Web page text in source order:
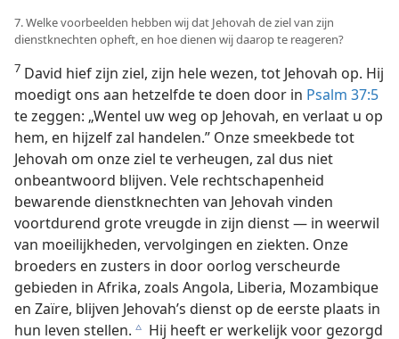
7. Welke voorbeelden hebben wij dat Jehovah de ziel van zijn
dienstknechten opheft, en hoe dienen wij daarop te reageren?
7 David hief zijn ziel, zijn hele wezen, tot Jehovah op. Hij
moedigt ons aan hetzelfde te doen door in Psalm 37:5
te zeggen: „Wentel uw weg op Jehovah, en verlaat u op
hem, en hijzelf zal handelen.” Onze smeekbede tot
Jehovah om onze ziel te verheugen, zal dus niet
onbeantwoord blijven. Vele rechtschapenheid
bewarende dienstknechten van Jehovah vinden
voortdurend grote vreugde in zijn dienst — in weerwil
van moeilijkheden, vervolgingen en ziekten. Onze
broeders en zusters in door oorlog verscheurde
gebieden in Afrika, zoals Angola, Liberia, Mozambique
en Zaïre, blijven Jehovah’s dienst op de eerste plaats in
hun leven stellen. c Hij heeft er werkelijk voor gezorgd